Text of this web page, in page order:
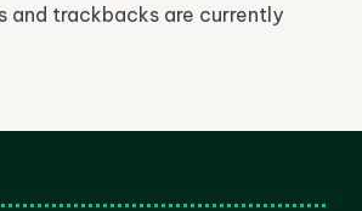
and trackbacks are currently